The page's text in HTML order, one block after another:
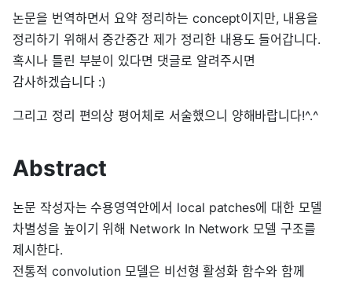
논문을 번역하면서 요약 정리하는 concept이지만, 내용을
정리하기 위해서 중간중간 제가 정리한 내용도 들어갑니다.
혹시나 틀린 부분이 있다면 댓글로 알려주시면
감사하겠습니다 :)
그리고 정리 편의상 평어체로 서술했으니 양해바랍니다!^.^
Abstract
논문 작성자는 수용영역안에서 local patches에 대한 모델
차별성을 높이기 위해 Network In Network 모델 구조를
제시한다.
전통적 convolution 모델은 비선형 활성화 함수와 함께